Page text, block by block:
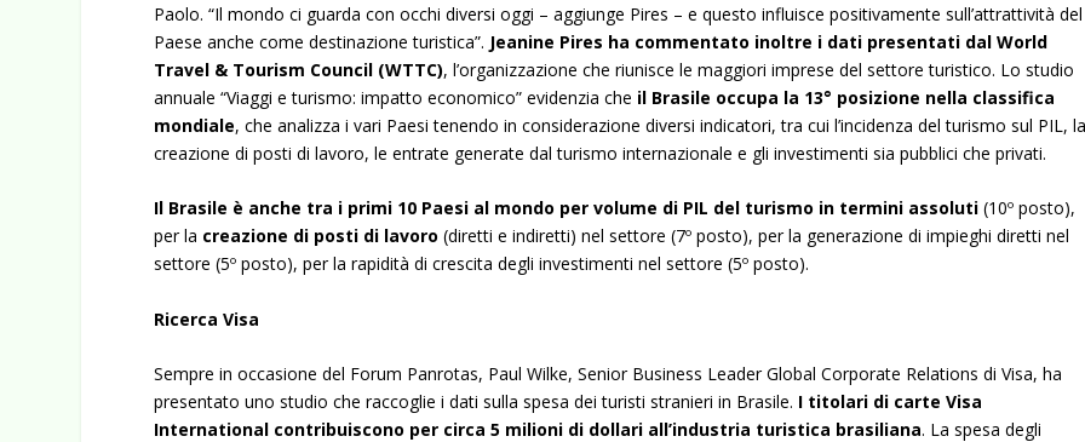
Paolo. “Il mondo ci guarda con occhi diversi oggi – aggiunge Pires – e questo influisce positivamente sull’attrattività del
Paese anche come destinazione turistica”. Jeanine Pires ha commentato inoltre i dati presentati dal World
Travel & Tourism Council (WTTC), l’organizzazione che riunisce le maggiori imprese del settore turistico. Lo studio
annuale “Viaggi e turismo: impatto economico” evidenzia che il Brasile occupa la 13° posizione nella classifica
mondiale, che analizza i vari Paesi tenendo in considerazione diversi indicatori, tra cui l’incidenza del turismo sul PIL,
creazione di posti di lavoro, le entrate generate dal turismo internazionale e gli investimenti sia pubblici che privati.
Il Brasile è anche tra i primi 10 Paesi al mondo per volume di PIL del turismo in termini assoluti (10º posto),
per la creazione di posti di lavoro (diretti e indiretti) nel settore (7º posto), per la generazione di impieghi diretti nel
settore (5º posto), per la rapidità di crescita degli investimenti nel settore (5º posto).
Ricerca Visa
Sempre in occasione del Forum Panrotas, Paul Wilke, Senior Business Leader Global Corporate Relations di Visa, ha
presentato uno studio che raccoglie i dati sulla spesa dei turisti stranieri in Brasile. I titolari di carte Visa
International contribuiscono per circa 5 milioni di dollari all’industria turistica brasiliana. La spesa degli